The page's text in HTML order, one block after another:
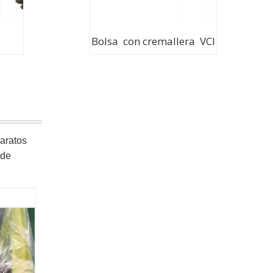
Bolsa con cremallera VCI